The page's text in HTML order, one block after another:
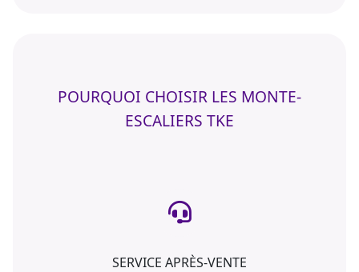
POURQUOI CHOISIR LES MONTE-
ESCALIERS TKE
SERVICE APRÈS-VENTE